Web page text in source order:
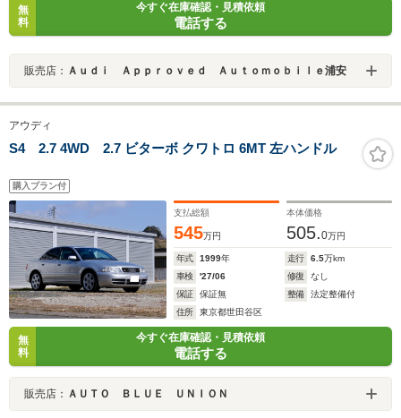
無
料
今すぐ在庫確認・見積依頼
電話する
販売店： Ａｕｄｉ Ａｐｐｒｏｖｅｄ Ａｕｔｏｍｏｂｉｌｅ浦安
アウディ
S4 2.7 4WD 2.7 ビターボ クワトロ 6MT 左ハンドル
購入プラン付
支払総額
545万円
本体価格
505.0万円
年式 1999年 走行 6.5万km
車検
'27/06 修復
なし
保証
保証無 整備
法定整備付
住所
東京都世田谷区
無
料
今すぐ在庫確認・見積依頼
電話する
販売店： ＡＵＴＯ ＢＬＵＥ ＵＮＩＯＮ